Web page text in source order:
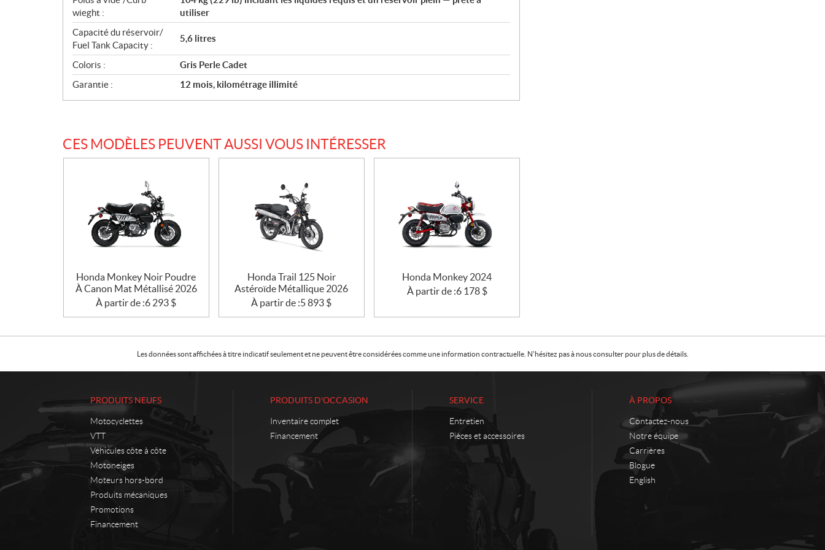
wieght :
utiliser
Capacité du réservoir/
Fuel Tank Capacity :
5,6 litres
Coloris :
Gris Perle Cadet
Garantie :
12 mois, kilométrage illimité
CES MODÈLES PEUVENT AUSSI VOUS INTÉRESSER
Honda Monkey Noir Poudre
À Canon Mat Métallisé 2026
À partir de :6 293 $
Honda Trail 125 Noir
Astéroïde Métallique 2026
À partir de :5 893 $
Honda Monkey 2024
À partir de :6 178 $
Les données sont affichées à titre indicatif seulement et ne peuvent être considérées comme une information contractuelle. N'hésitez pas à nous consulter pour plus de détails.
PRODUITS NEUFS
Motocyclettes
VTT
Véhicules côte à côte
Motoneiges
Moteurs hors-bord
Produits mécaniques
Promotions
Financement
PRODUITS D'OCCASION
Inventaire complet
Financement
SERVICE
Entretien
Pièces et accessoires
À PROPOS
Contactez-nous
Notre équipe
Carrières
Blogue
English